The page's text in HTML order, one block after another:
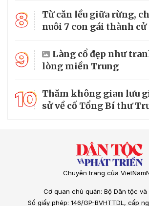
8
Từ căn lều giữa rừng,
nuôi 7 con gái thành
9
Làng cổ đẹp như
lòng miền Trung
10 Thăm không gian lưu
sử về cố Tổng Bí thư
Chuyên trang của
Cơ quan chủ quản: Bộ Dân tộc và
Số giấy phép: 146/GP-BVHTTDL, cấp